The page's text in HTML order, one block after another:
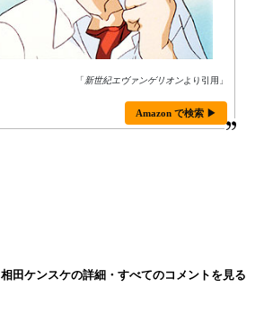
「新世紀エヴァンゲリオンより引用」
Amazon で検索 ▶
相田ケンスケの詳細・すべてのコメントを見る